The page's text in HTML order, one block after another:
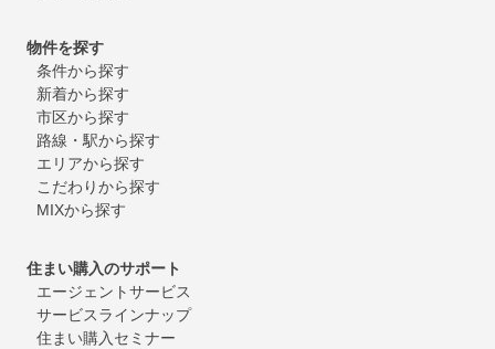
物件を探す
条件から探す
新着から探す
市区から探す
路線・駅から探す
エリアから探す
こだわりから探す
MIXから探す
住まい購入のサポート
エージェントサービス
サービスラインナップ
住まい購入セミナー